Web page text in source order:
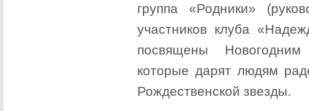
группа «Родники»
участников клуба
посвящены
которые дарят людям
Рождественской звезды.